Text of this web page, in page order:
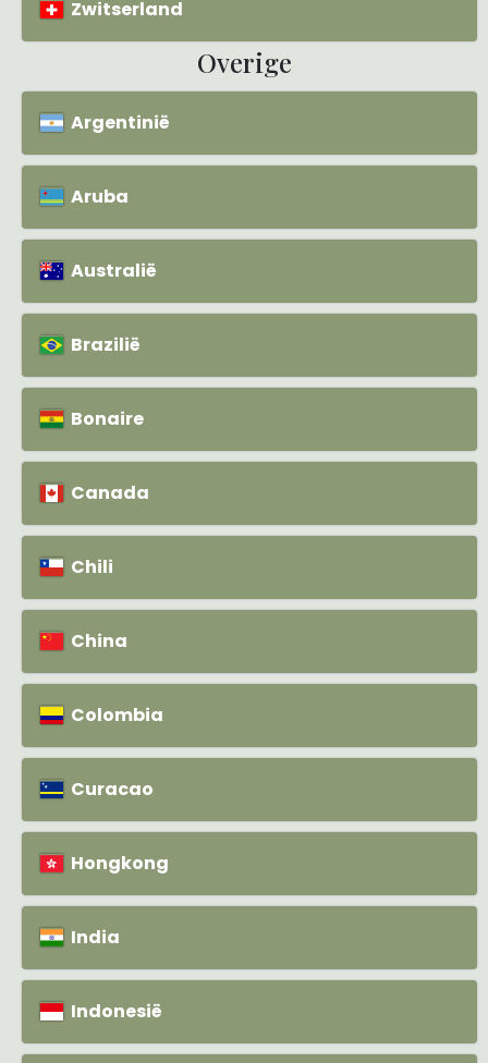
Zwitserland
Overige
Argentinië
Aruba
Australië
Brazilië
Bonaire
Canada
Chili
China
Colombia
Curacao
Hongkong
India
Indonesië